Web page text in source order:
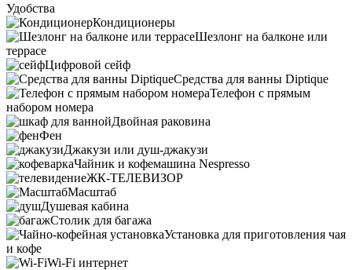
Удобства
Кондиционеры
Шезлонг на балконе или
террасе
Цифровой сейф
Средства для ванны Diptique
Телефон с прямым
набором номера
Двойная раковина
Фен
Джакузи или душ-джакузи
Чайник и кофемашина Nespresso
ЖК-ТЕЛЕВИЗОР
Масштаб
Душевая кабина
Столик для багажа
Установка для приготовления чая
и кофе
Wi-Fi интернет